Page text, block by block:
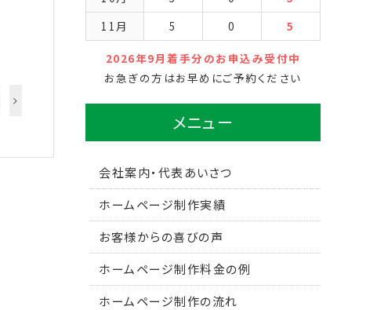
11月
5 0 5
2026年9月着手分のお申込み受付中
お急ぎの方はお早めにご予約ください
メニュー
会社案内・代表あいさつ
ホームページ制作実績
お客様からの喜びの声
ホームページ制作料金の例
ホームページ制作の流れ